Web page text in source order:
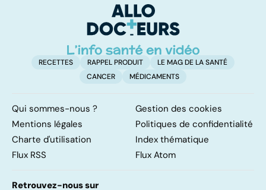
d'angine ?
RECETTES RAPPEL PRODUIT
LE MAG DE LA SANTÉ
CANCER
MÉDICAMENTS
Qui sommes-nous ?
Gestion des cookies
Mentions légales
Politiques de confidentialité
Charte d'utilisation
Index thématique
Flux RSS
Flux Atom
Retrouvez-nous sur